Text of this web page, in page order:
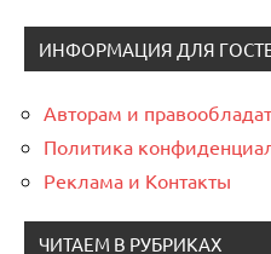
ИНФОРМАЦИЯ ДЛЯ
Авторам и
Политика
Реклама и Контакты
ЧИТАЕМ В РУБРИКАХ